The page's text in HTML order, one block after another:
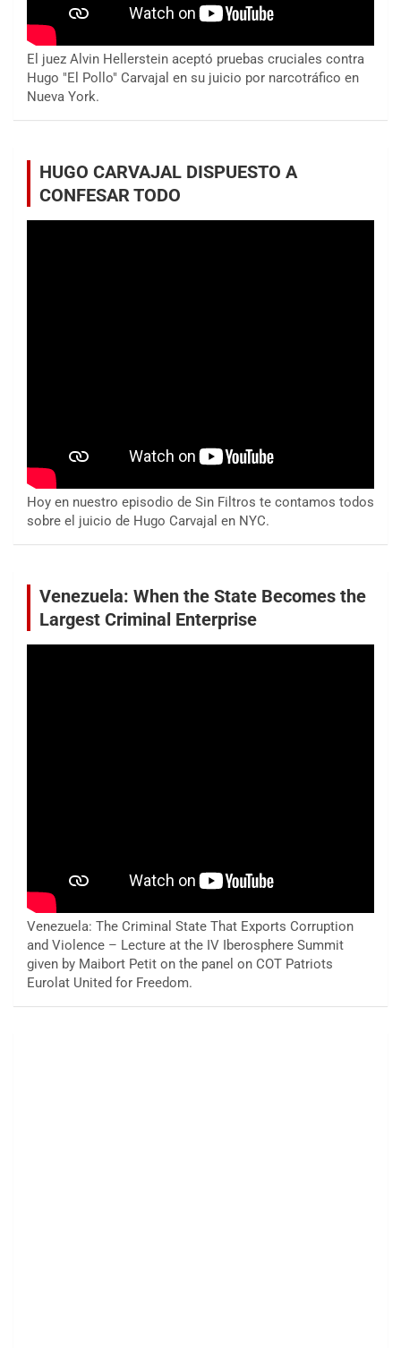
El juez Alvin Hellerstein aceptó pruebas cruciales contra
Hugo "El Pollo" Carvajal en su juicio por narcotráfico en
Nueva York.
HUGO CARVAJAL DISPUESTO A
CONFESAR TODO
Hoy en nuestro episodio de Sin Filtros te contamos todos
sobre el juicio de Hugo Carvajal en NYC.
Venezuela: When the State Becomes the
Largest Criminal Enterprise
Venezuela: The Criminal State That Exports Corruption
and Violence – Lecture at the IV Iberosphere Summit
given by Maibort Petit on the panel on COT Patriots
Eurolat United for Freedom.